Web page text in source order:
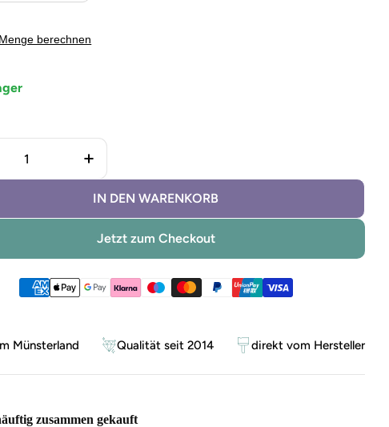
berechnen
für Lignocolor Metallicfarbe Golden Copper verringern
Menge für Lignocolor Metallicfarbe Golden
IN DEN WARENKORB
Jetzt zum Checkout
Münsterland Qualität seit 2014 direkt vom Hersteller
zusammen gekauft